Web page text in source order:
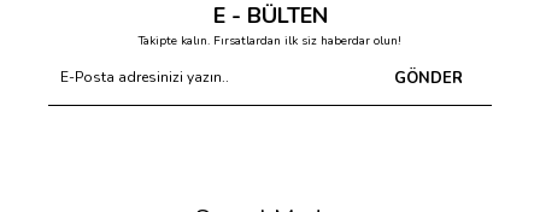
E - BÜLTEN
Takipte kalın. Fırsatlardan ilk siz haberdar olun!
GÖNDER